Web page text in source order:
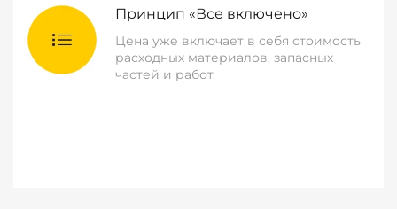
Принцип «Все включено»
Цена уже включает в себя стоимость
расходных материалов, запасных
частей и работ.